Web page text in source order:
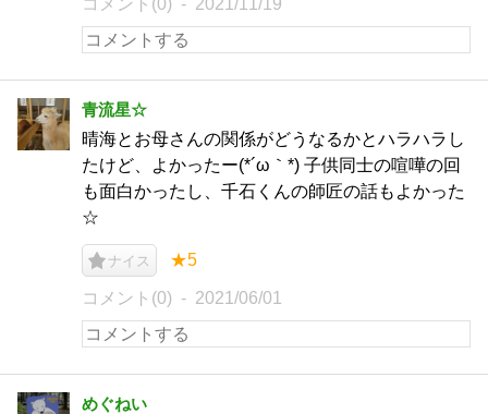
コメント(0) 2021/11/19
青流星☆
晴海とお母さんの関係がどうなるかとハラハラし
たけど、よかったー(*´ω｀*) 子供同士の喧嘩の回
も面白かったし、千石くんの師匠の話もよかった
☆
ナイス ★5
コメント(0) 2021/06/01
めぐねい